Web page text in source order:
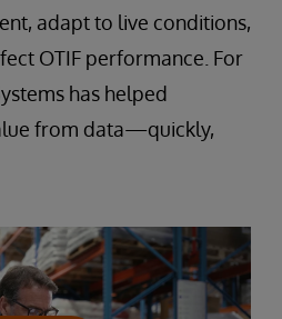
adapt to live conditions,
OTIF performance. For
has helped
from data—quickly,